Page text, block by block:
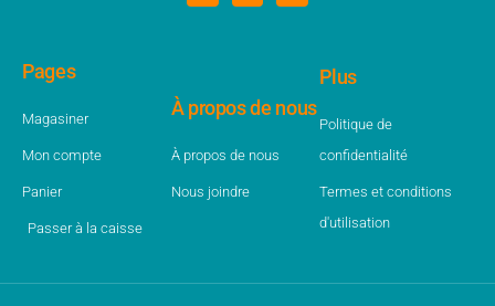
Pages
Magasiner
Mon compte
Panier
Passer à la caisse
À propos de nous
À propos de nous
Nous joindre
Plus
Politique de
confidentialité
Termes et conditions
d'utilisation